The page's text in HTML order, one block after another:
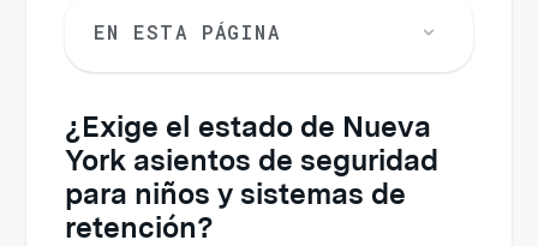
¿Exige el estado de Nueva
York asientos de seguridad
para niños y sistemas de
retención?
EN ESTA PÁGINA